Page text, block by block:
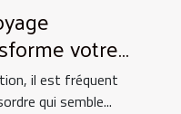
votre
?
il est fréquent
qui semble...